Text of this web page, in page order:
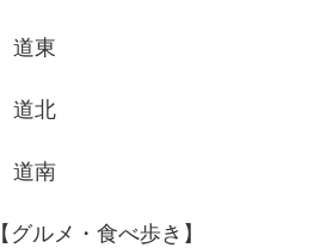
道東
道北
道南
【グルメ・食べ歩き】